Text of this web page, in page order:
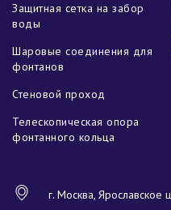
Защитная сетка на забор
воды
Шаровые соединения для
фонтанов
Стеновой проход
Телескопическая опора
фонтанного кольца
г. Москва,